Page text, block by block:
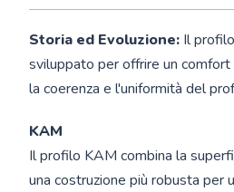
Storia ed Evoluzione: Il
sviluppato per offrire un
la coerenza e l'uniformità del
KAM
Il profilo KAM combina la
una costruzione più robusta per